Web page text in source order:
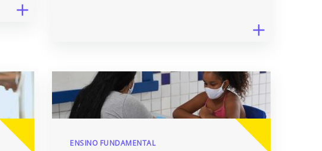
ENSINO FUNDAMENTAL